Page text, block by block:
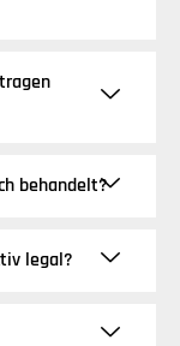
behandelt?
legal?